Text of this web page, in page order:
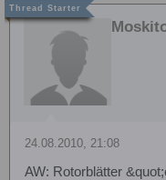
24.08.2010, 21:08
AW: Rotorblätter